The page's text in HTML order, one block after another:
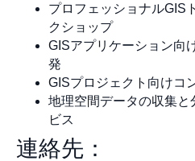
プロフェッショナルGIS
クショップ
GISアプリケーション向
発
GISプロジェクト向けコ
地理空間データの収集
ビス
連絡先：